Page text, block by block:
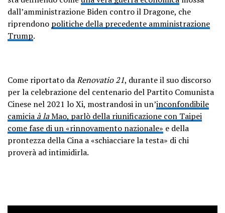
dall’amministrazione Biden contro il Dragone, che
riprendono politiche della precedente amministrazione
Trump.
Come riportato daRenovatio 21, durante il suo discorso
per la celebrazione del centenario del Partito Comunista
Cinese nel 2021 lo Xi, mostrandosi in un’inconfondibile
camicia à laMao, parlò della riunificazione con Taipei
come fase di un «rinnovamento nazionale» e della
prontezza della Cina a «schiacciare la testa» di chi
proverà ad intimidirla.